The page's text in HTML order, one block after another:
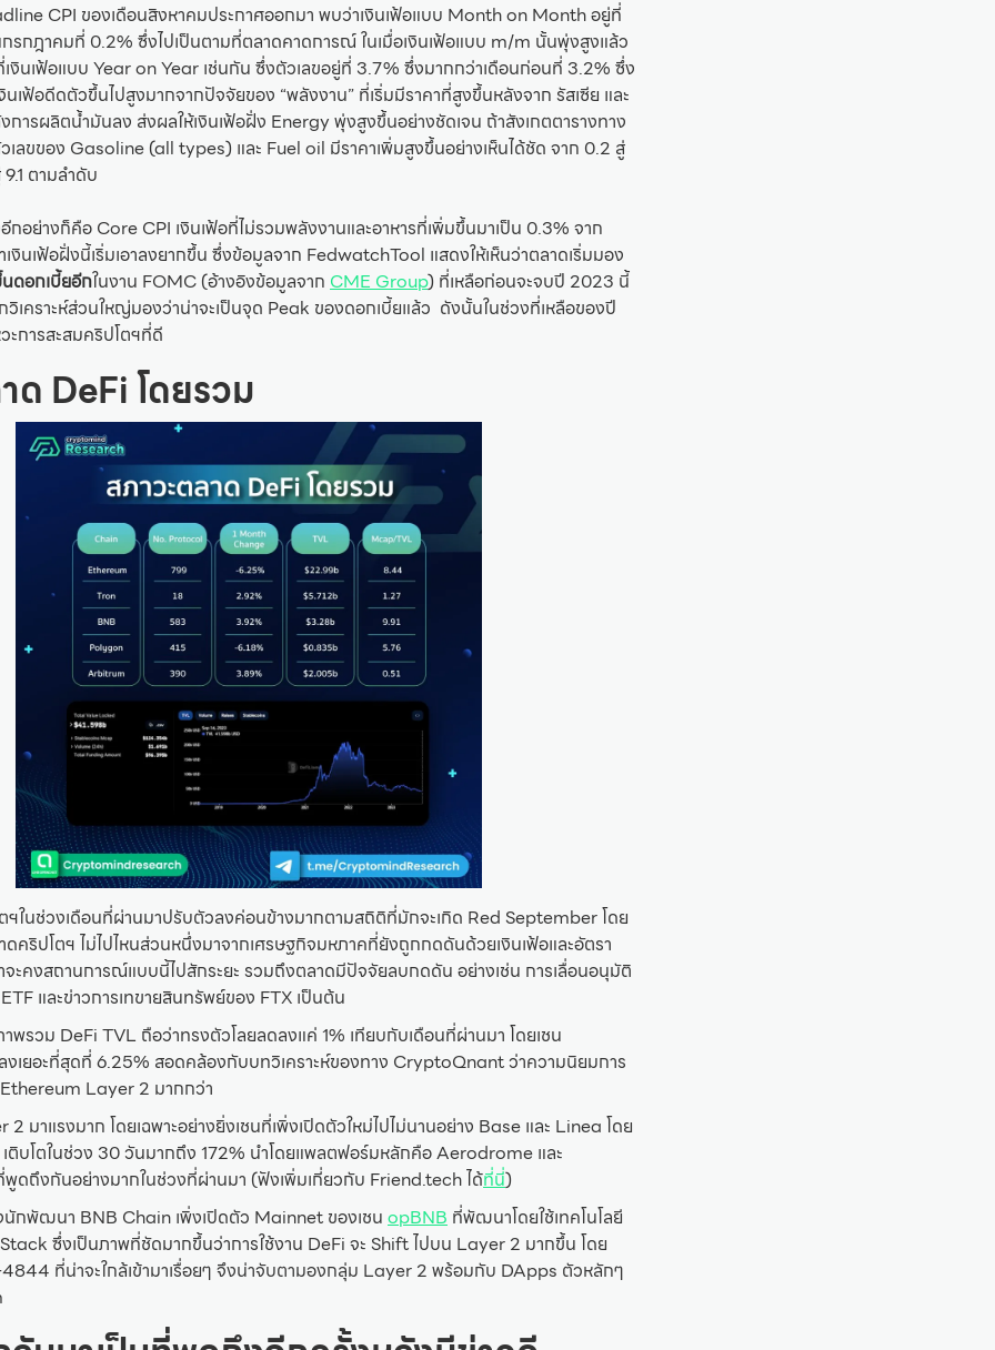
CPI ของเดือนสิงหาคมประกาศออกมา พบว่าเงินเฟ้อแบบ Month on Month อยู่ที่
รกฎาคมที่ 0.2% ซึ่งไปเป็นตามที่ตลาดคาดการณ์ ในเมื่อเงินเฟ้อแบบ m/m นั้นพุ่งสูงแล้ว
งินเฟ้อแบบ Year on Year เช่นกัน ซึ่งตัวเลขอยู่ที่ 3.7% ซึ่งมากกว่าเดือนก่อนที่ 3.2% ซึ่ง
นเฟ้อดีดตัวขึ้นไปสูงมากจากปัจจัยของ “พลังงาน” ที่เริ่มมีราคาที่สูงขึ้นหลังจาก รัสเซีย และ
การผลิตน้ำมันลง ส่งผลให้เงินเฟ้อฝั่ง Energy พุ่งสูงขึ้นอย่างชัดเจน ถ้าสังเกตตารางทาง
วเลขของ Gasoline (all types) และ Fuel oil มีราคาเพิ่มสูงขึ้นอย่างเห็นได้ชัด จาก 0.2 สู่
ตามลำดับ
อย่างก็คือ Core CPI เงินเฟ้อที่ไม่รวมพลังงานและอาหารที่เพิ่มขึ้นมาเป็น 0.3% จาก
เงินเฟ้อฝั่งนี้เริ่มเอาลงยากขึ้น ซึ่งข้อมูลจาก FedwatchTool แสดงให้เห็นว่าตลาดเริ่มมอง
ดอกเบี้ยอีกในงาน FOMC (อ้างอิงข้อมูลจาก CME Group) ที่เหลือก่อนจะจบปี 2023 นี้
เคราะห์ส่วนใหญ่มองว่าน่าจะเป็นจุด Peak ของดอกเบี้ยแล้ว ดังนั้นในช่วงที่เหลือของปี
ะการสะสมคริปโตฯที่ดี
ด DeFi โดยรวม
ฯในช่วงเดือนที่ผ่านมาปรับตัวลงค่อนข้างมากตามสถิติที่มักจะเกิด Red September โดย
คริปโตฯ ไม่ไปไหนส่วนหนึ่งมาจากเศรษฐกิจมหภาคที่ยังถูกกดดันด้วยเงินเฟ้อและอัตรา
จะคงสถานการณ์แบบนี้ไปสักระยะ รวมถึงตลาดมีปัจจัยลบกดดัน อย่างเช่น การเลื่อนอนุมัติ
และข่าวการเทขายสินทรัพย์ของ FTX เป็นต้น
พรวม DeFi TVL ถือว่าทรงตัวโลยลดลงแค่ 1% เทียบกับเดือนที่ผ่านมา โดยเชน
เยอะที่สุดที่ 6.25% สอดคล้องกับบทวิเคราะห์ของทาง CryptoQnant ว่าความนิยมการ
Layer 2 มากกว่า
มาแรงมาก โดยเฉพาะอย่างยิ่งเชนที่เพิ่งเปิดตัวใหม่ไปไม่นานอย่าง Base และ Linea โดย
ติบโตในช่วง 30 วันมากถึง 172% นำโดยแพลตฟอร์มหลักคือ Aerodrome และ
ดถึงกันอย่างมากในช่วงที่ผ่านมา (ฟังเพิ่มเกี่ยวกับ Friend.tech ได้ที่นี่)
กพัฒนา BNB Chain เพิ่งเปิดตัว Mainnet ของเชน opBNB ที่พัฒนาโดยใช้เทคโนโลยี
ซึ่งเป็นภาพที่ชัดมากขึ้นว่าการใช้งาน DeFi จะ Shift ไปบน Layer 2 มากขึ้น โดย
4844 ที่น่าจะใกล้เข้ามาเรื่อยๆ จึงน่าจับตามองกลุ่ม Layer 2 พร้อมกับ DApps ตัวหลักๆ